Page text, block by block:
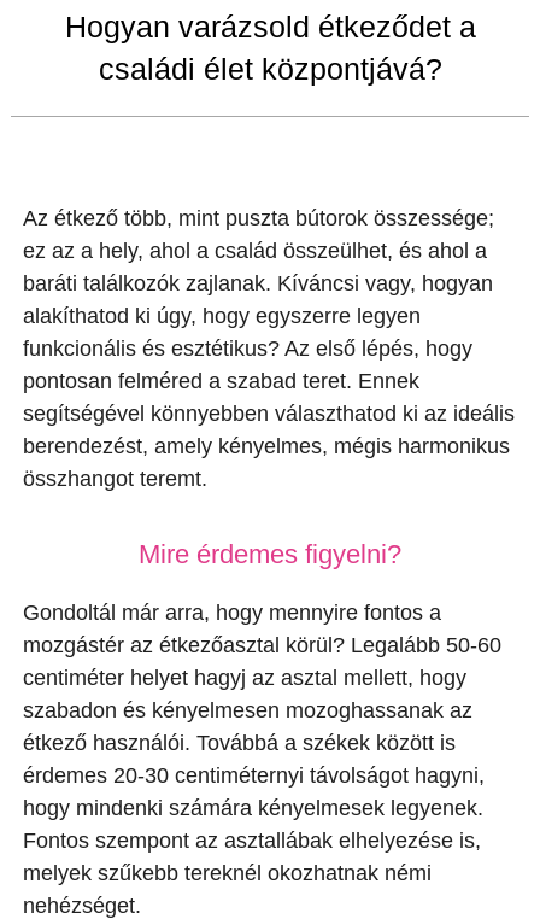
Hogyan varázsold étkeződet a
családi élet központjává?
Az étkező több, mint puszta bútorok összessége;
ez az a hely, ahol a család összeülhet, és ahol a
baráti találkozók zajlanak. Kíváncsi vagy, hogyan
alakíthatod ki úgy, hogy egyszerre legyen
funkcionális és esztétikus? Az első lépés, hogy
pontosan felméred a szabad teret. Ennek
segítségével könnyebben választhatod ki az ideális
berendezést, amely kényelmes, mégis harmonikus
összhangot teremt.
Mire érdemes figyelni?
Gondoltál már arra, hogy mennyire fontos a
mozgástér az étkezőasztal körül? Legalább 50-60
centiméter helyet hagyj az asztal mellett, hogy
szabadon és kényelmesen mozoghassanak az
étkező használói. Továbbá a székek között is
érdemes 20-30 centiméternyi távolságot hagyni,
hogy mindenki számára kényelmesek legyenek.
Fontos szempont az asztallábak elhelyezése is,
melyek szűkebb tereknél okozhatnak némi
nehézséget.